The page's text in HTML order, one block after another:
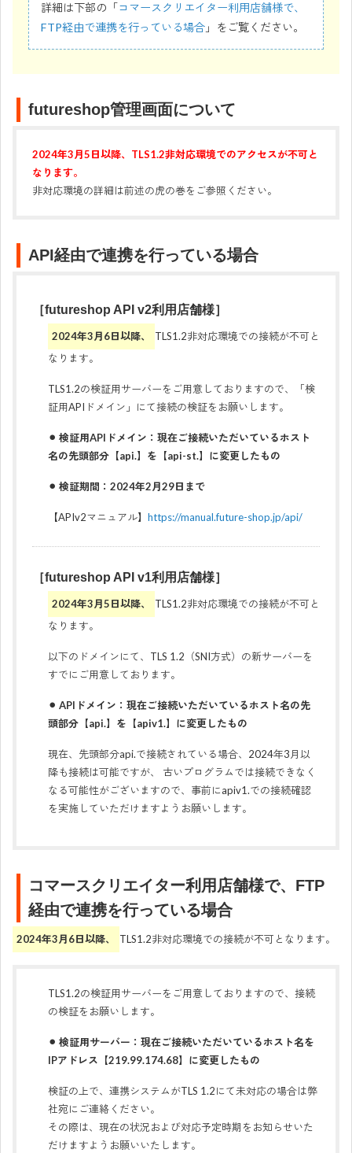
詳細は下部の「コマースクリエイター利用店舗様で、
FTP経由で連携を行っている場合 」をご覧ください。
futureshop管理画面について
2024年3月5日以降、TLS1.2非対応環境でのアクセスが不可と
なります。
非対応環境の詳細は前述の虎の巻をご参照ください。
API経由で連携を行っている場合
［futureshop API v2利用店舗様］
2024年3月6日以降、
TLS1.2非対応環境での接続が不可と
なります。
TLS1.2の検証用サーバーをご用意しておりますので、「検
証用APIドメイン」にて接続の検証をお願いします。
⚫︎ 検証用APIドメイン：現在ご接続いただいているホスト
名の先頭部分【api.】を【api-st.】に変更したもの
⚫︎ 検証期間：2024年2月29日まで
【APIv2マニュアル】 https://manual.future-shop.jp/api/
［futureshop API v1利用店舗様］
2024年3月5日以降、
TLS1.2非対応環境での接続が不可と
なります。
以下のドメインにて、TLS 1.2（SNI方式）の新サーバーを
すでにご用意しております。
⚫︎ APIドメイン：現在ご接続いただいているホスト名の先
頭部分【api.】を【apiv1.】に変更したもの
現在、先頭部分api.で接続されている場合、2024年3月以
降も接続は可能ですが、 古いプログラムでは接続できなく
なる可能性がございますので、事前にapiv1.での接続確認
を実施していただけますようお願いします。
コマースクリエイター利用店舗様で、FTP
経由で連携を行っている場合
2024年3月6日以降、 TLS1.2非対応環境での接続が不可となります。
TLS1.2の検証用サーバーをご用意しておりますので、接続
の検証をお願いします。
⚫︎ 検証用サーバー：現在ご接続いただいているホスト名を
IPアドレス【219.99.174.68】に変更したもの
検証の上で、連携システムがTLS 1.2にて未対応の場合は弊
社宛にご連絡ください。
その際は、現在の状況および対応予定時期をお知らせいた
だけますようお願いいたします。